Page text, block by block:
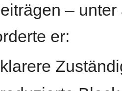
–
er:
klarere